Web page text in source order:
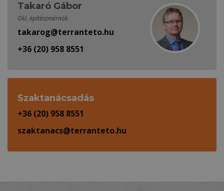
Takaró Gábor
Okl. építészmérnök
takarog@terranteto.hu
+36 (20) 958 8551
Szaktanácsadás
+36 (20) 958 8551
szaktanacs@terranteto.hu